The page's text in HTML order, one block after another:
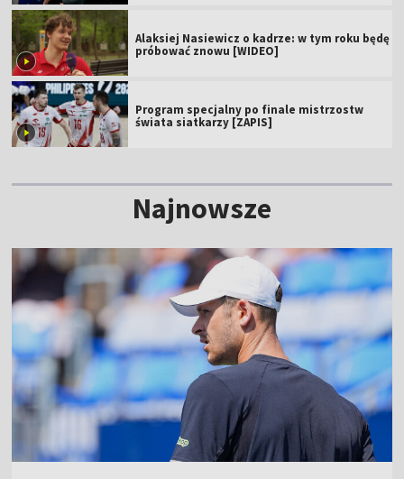
Alaksiej Nasiewicz o kadrze: w tym roku będę
próbować znowu [WIDEO]
Program specjalny po finale mistrzostw
świata siatkarzy [ZAPIS]
Najnowsze